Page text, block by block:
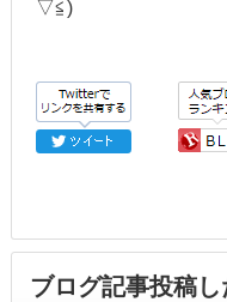
▽≦)
ブログ記事投稿